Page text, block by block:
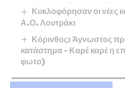
Κυκλοφόρησαν οι νέες
Α.Ο. Λουτράκι
Κόρινθος: Άγνωστος
κατάστημα – Καρέ καρέ η
φωτο)